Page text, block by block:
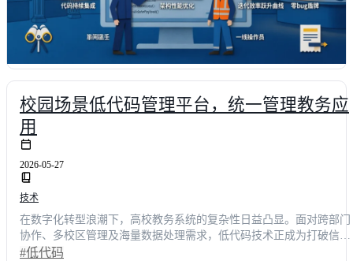
校园场景低代码管理平台，统一管理教务应
用
2026-05-27
技术
在数字化转型浪潮下，高校教务系统的复杂性日益凸显。面对跨部门
协作、多校区管理及海量数据处理需求，低代码技术正成为打破信息
壁垒的核心引擎。本文深度解析7大核心痛点与3项关键技术指标，揭
#低代码